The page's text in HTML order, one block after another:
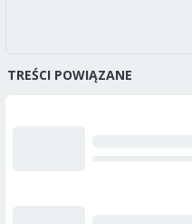
TREŚCI POWIĄZANE